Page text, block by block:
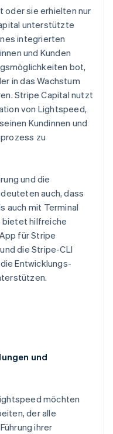
oder sie erhielten nur
unterstützte
integrierten
und Kunden
bot,
in das Wachstum
Stripe Capital nutzt
von Lightspeed,
Kundinnen und
zu
und die
auch, dass
auch mit Terminal
bietet hilfreiche
für Stripe
die Stripe-CLI
Entwicklungs-
und
möchten
der alle
ihrer